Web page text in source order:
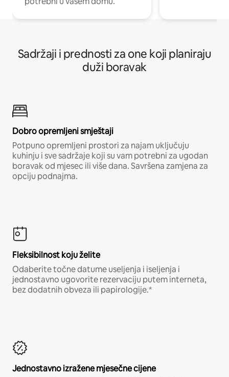
Sadržaji i prednosti za one koji planiraju
duži boravak
Dobro opremljeni smještaji
Potpuno opremljeni prostori za najam uključuju
kuhinju i sve sadržaje koji su vam potrebni za ugodan
boravak od mjesec ili više dana. Savršena zamjena za
opciju podnajma.
Fleksibilnost koju želite
Odaberite točne datume useljenja i iseljenja i
jednostavno ugovorite rezervaciju putem interneta,
bez dodatnih obveza ili papirologije.*
Jednostavno izražene mjesečne cijene